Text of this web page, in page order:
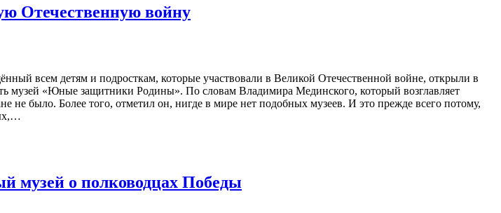
Отечественную войну
всем детям и подросткам, которые участвовали в Великой Отечественной войне, открыли в
музей «Юные защитники Родины». По словам Владимира Мединского, который возглавляет
не было. Более того, отметил он, нигде в мире нет подобных музеев. И это прежде всего потому,
музей о полководцах Победы